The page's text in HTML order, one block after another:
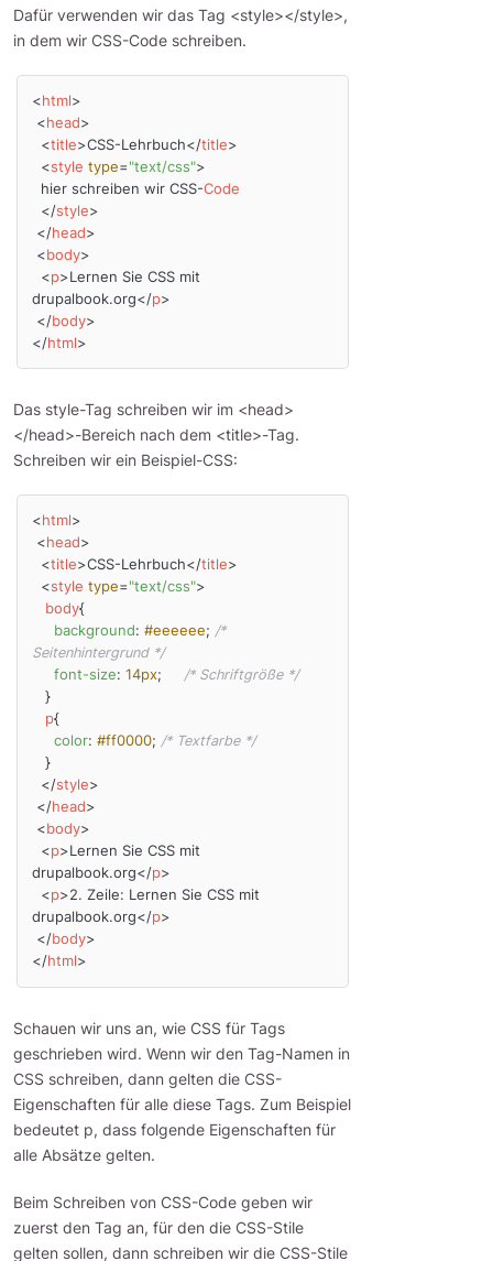
Dafür verwenden wir das Tag <style></style>,
in dem wir CSS-Code schreiben.
<html>
<head>
<title>CSS-Lehrbuch</title>
<style type= "text/css">
  hier schreiben wir CSS-
Code
</style>
</head>
<body>
<p>Lernen Sie CSS mit
drupalbook.org</p>
</body>
</html>
Das style-Tag schreiben wir im <head>
</head>-Bereich nach dem <title>-Tag.
Schreiben wir ein Beispiel-CSS:
<html>
<head>
<title>CSS-Lehrbuch</title>
<style type= "text/css">
body{
background: #eeeeee; /*
Seitenhintergrund */
font-size: 14px; /* Schriftgröße */
p{
color: #ff0000; /* Textfarbe */
</style>
</head>
<body>
<p>Lernen Sie CSS mit
drupalbook.org</p>
<p>2. Zeile: Lernen Sie CSS mit
drupalbook.org</p>
</body>
</html>
Schauen wir uns an, wie CSS für Tags
geschrieben wird. Wenn wir den Tag-Namen in
CSS schreiben, dann gelten die CSS-
Eigenschaften für alle diese Tags. Zum Beispiel
bedeutet p, dass folgende Eigenschaften für
alle Absätze gelten.
Beim Schreiben von CSS-Code geben wir
zuerst den Tag an, für den die CSS-Stile
gelten sollen, dann schreiben wir die CSS-Stile